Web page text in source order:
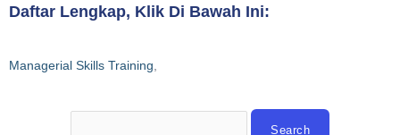
Daftar Lengkap, Klik Di Bawah Ini:
Managerial Skills Training,